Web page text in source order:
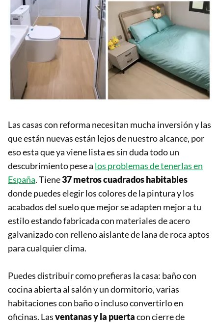
Las casas con reforma necesitan mucha inversión y las
que están nuevas están lejos de nuestro alcance, por
eso esta que ya viene lista es sin duda todo un
descubrimiento pese a los problemas de tenerlas en
España. Tiene37 metros cuadrados habitables
donde puedes elegir los colores de la pintura y los
acabados del suelo que mejor se adapten mejor a tu
estilo estando fabricada con materiales de acero
galvanizado con relleno aislante de lana de roca aptos
para cualquier clima.
Puedes distribuir como prefieras la casa: baño con
cocina abierta al salón y un dormitorio, varias
habitaciones con baño o incluso convertirlo en
oficinas. Lasventanas y la puertacon cierre de